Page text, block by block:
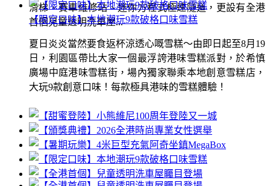
滑梯、賽車維修站、迷你方程式極速隧道，更設有全港
首個兒童透明洗車屋...
【限定口味】本地潮玩9款破格口味雪糕
夏日炎炎當然要食返杯涼透心嘅雪糕～由即日起至8月19
日，利園區帶比大家一個最浮誇港味雪糕派對，於希慎
廣場中庭港味雪糕街，場內獨家聯乘本地創意雪糕店，
大玩9款創意口味！每款極具港味的雪糕體驗！